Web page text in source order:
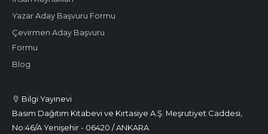
Bilgi Yayınevi
Basım Dağıtım Kitabevi ve Kırtasiye A.Ş. Meşrutiyet Caddesi,
No:46/A Yenişehir - 06420 / ANKARA
Yazar Aday Başvuru Formu
Çevirmen Aday Başvuru
Formu
Blog